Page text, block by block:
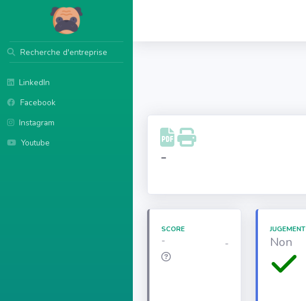
Recherche d'entreprise
LinkedIn
Facebook
Instagram
Youtube
-
SCORE
- -
JUGEMENT
Non